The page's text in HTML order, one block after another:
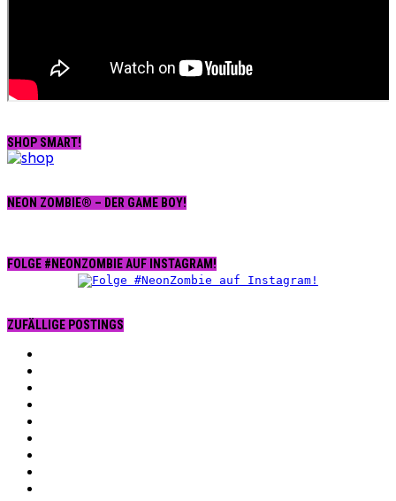
SHOP SMART!
NEON ZOMBIE® – DER GAME BOY!
FOLGE #NEONZOMBIE AUF INSTAGRAM!
ZUFÄLLIGE POSTINGS